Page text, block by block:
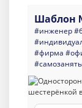
Шаблон
#инженер
#фирма